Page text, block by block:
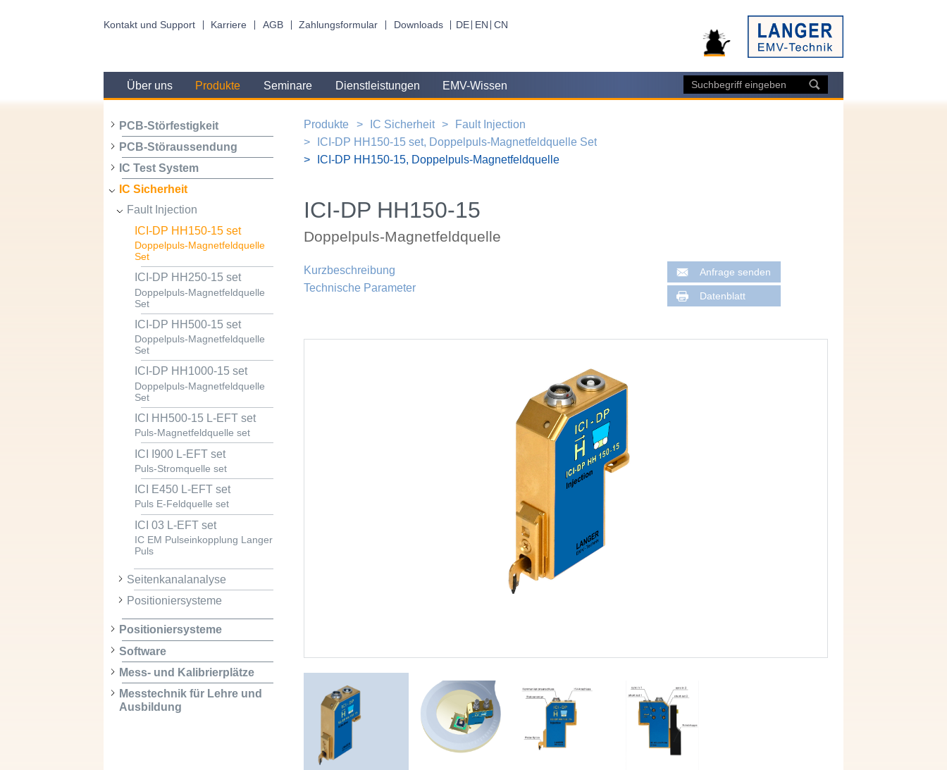
Kontakt und Support Karriere AGB Zahlungsformular Downloads DE EN CN
Über uns Produkte Seminare Dienstleistungen EMV-Wissen
PCB-Störfestigkeit
PCB-Störaussendung
IC Test System
IC Sicherheit
Fault Injection
ICI-DP HH150-15 set
Doppelpuls-Magnetfeldquelle
Set
ICI-DP HH250-15 set
Doppelpuls-Magnetfeldquelle
Set
ICI-DP HH500-15 set
Doppelpuls-Magnetfeldquelle
Set
ICI-DP HH1000-15 set
Doppelpuls-Magnetfeldquelle
Set
ICI HH500-15 L-EFT set
Puls-Magnetfeldquelle set
ICI I900 L-EFT set
Puls-Stromquelle set
ICI E450 L-EFT set
Puls E-Feldquelle set
ICI 03 L-EFT set
IC EM Pulseinkopplung Langer
Puls
Seitenkanalanalyse
Positioniersysteme
Positioniersysteme
Software
Mess- und Kalibrierplätze
Messtechnik für Lehre und
Ausbildung
Produkte IC Sicherheit
Fault Injection
ICI-DP HH150-15 set, Doppelpuls-Magnetfeldquelle Set
ICI-DP HH150-15, Doppelpuls-Magnetfeldquelle
ICI-DP HH150-15
Doppelpuls-Magnetfeldquelle
Kurzbeschreibung
Technische Parameter
Anfrage senden
Datenblatt